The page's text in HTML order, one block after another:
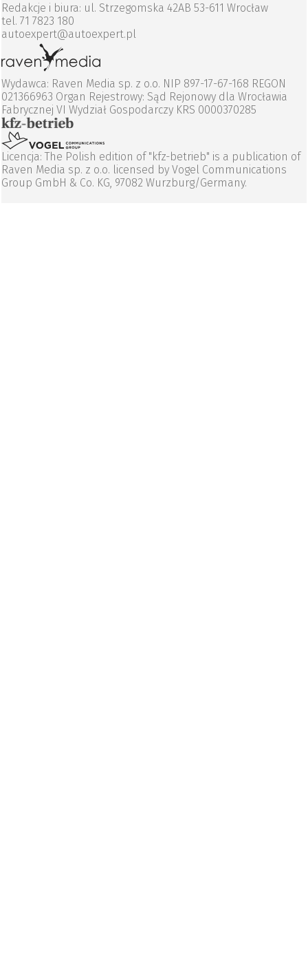
Redakcje i biura: ul. Strzegomska 42AB 53-611 Wrocław
tel. 71 7823 180
autoexpert@autoexpert.pl
Wydawca: Raven Media sp. z o.o. NIP 897-17-67-168 REGON
021366963 Organ Rejestrowy: Sąd Rejonowy dla Wrocławia
Fabrycznej VI Wydział Gospodarczy KRS 0000370285
Licencja: The Polish edition of "kfz-betrieb" is a publication of
Raven Media sp. z o.o. licensed by Vogel Communications
Group GmbH & Co. KG, 97082 Wurzburg/Germany.